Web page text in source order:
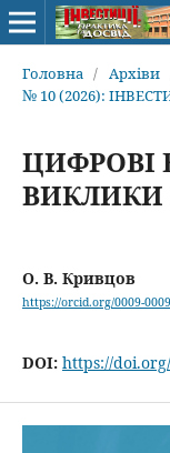
Головна / Архіви
№ 10 (2026):
ЦИФРОВІ
ВИКЛИКИ
О. В. Кривцов
https://orcid.org/0009-
DOI: https://